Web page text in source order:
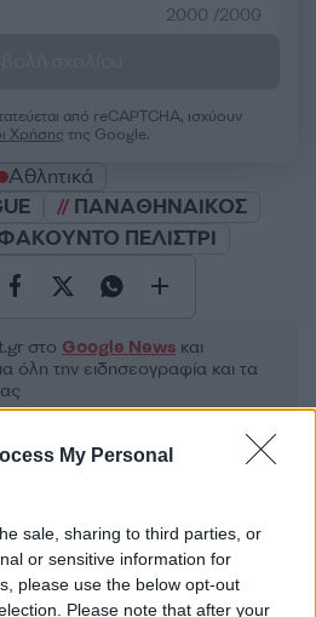
My Personal
sale, sharing to third parties, or
or sensitive information for
please use the below opt-out
Please note that after your
2000 /2000
από reCAPTCHA, ισχύουν
Χρήσης της Google.
Αθλητικά
ΠΑΝΑΘΗΝΑΙΚΟΣ
ΠΕΛΙΣΤΡΙ
στο Google News και
όλη την ειδησεογραφία και τα
πήρε προθεσμία για να